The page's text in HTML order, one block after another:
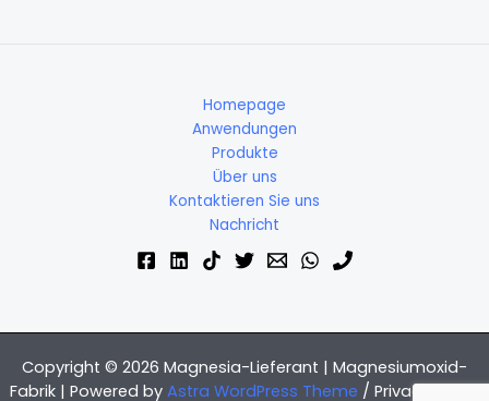
Homepage
Anwendungen
Produkte
Über uns
Kontaktieren Sie uns
Nachricht
Copyright © 2026 Magnesia-Lieferant | Magnesiumoxid-
Fabrik | Powered by Astra WordPress Theme / Privacy Policy